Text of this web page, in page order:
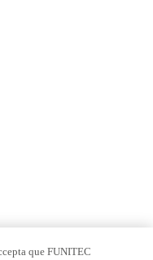
que FUNITEC